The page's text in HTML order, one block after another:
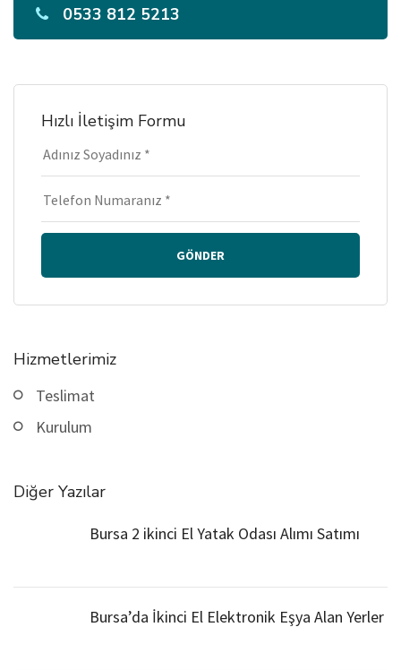
0533 812 5213
Hızlı İletişim Formu
GÖNDER
Hizmetlerimiz
Teslimat
Kurulum
Diğer Yazılar
Bursa 2 ikinci El Yatak Odası Alımı Satımı
Bursa’da İkinci El Elektronik Eşya Alan Yerler